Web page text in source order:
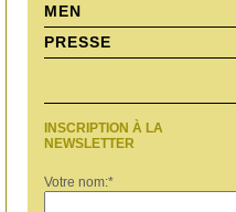
MEN
PRESSE
INSCRIPTION À LA
NEWSLETTER
Votre nom:*